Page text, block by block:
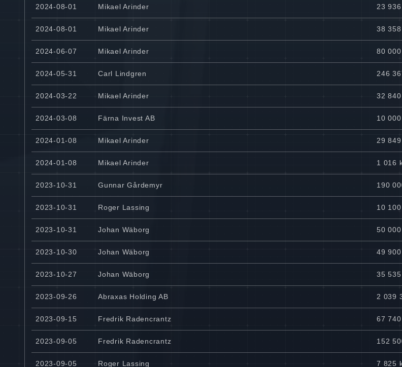
2024-08-01 Mikael Arinder 23
2024-08-01 Mikael Arinder 38
2024-06-07 Mikael Arinder 80
2024-05-31 Carl Lindgren 246
2024-03-22 Mikael Arinder 32
2024-03-08 Färna Invest AB 10
2024-01-08 Mikael Arinder 29
2024-01-08 Mikael Arinder 1 016
2023-10-31 Gunnar Gårdemyr 190
2023-10-31 Roger Lassing 10
2023-10-31 Johan Wäborg 50
2023-10-30 Johan Wäborg 49
2023-10-27 Johan Wäborg 35
2023-09-26 Abraxas Holding AB 2 039
2023-09-15 Fredrik Radencrantz 67
2023-09-05 Fredrik Radencrantz 152
2023-09-05 Roger Lassing 7 825